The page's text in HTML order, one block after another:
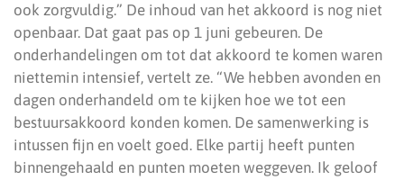
ook zorgvuldig.” De inhoud van het akkoord is nog niet
openbaar. Dat gaat pas op 1 juni gebeuren. De
onderhandelingen om tot dat akkoord te komen waren
niettemin intensief, vertelt ze. “We hebben avonden en
dagen onderhandeld om te kijken hoe we tot een
bestuursakkoord konden komen. De samenwerking is
intussen fijn en voelt goed. Elke partij heeft punten
binnengehaald en punten moeten weggeven. Ik geloof